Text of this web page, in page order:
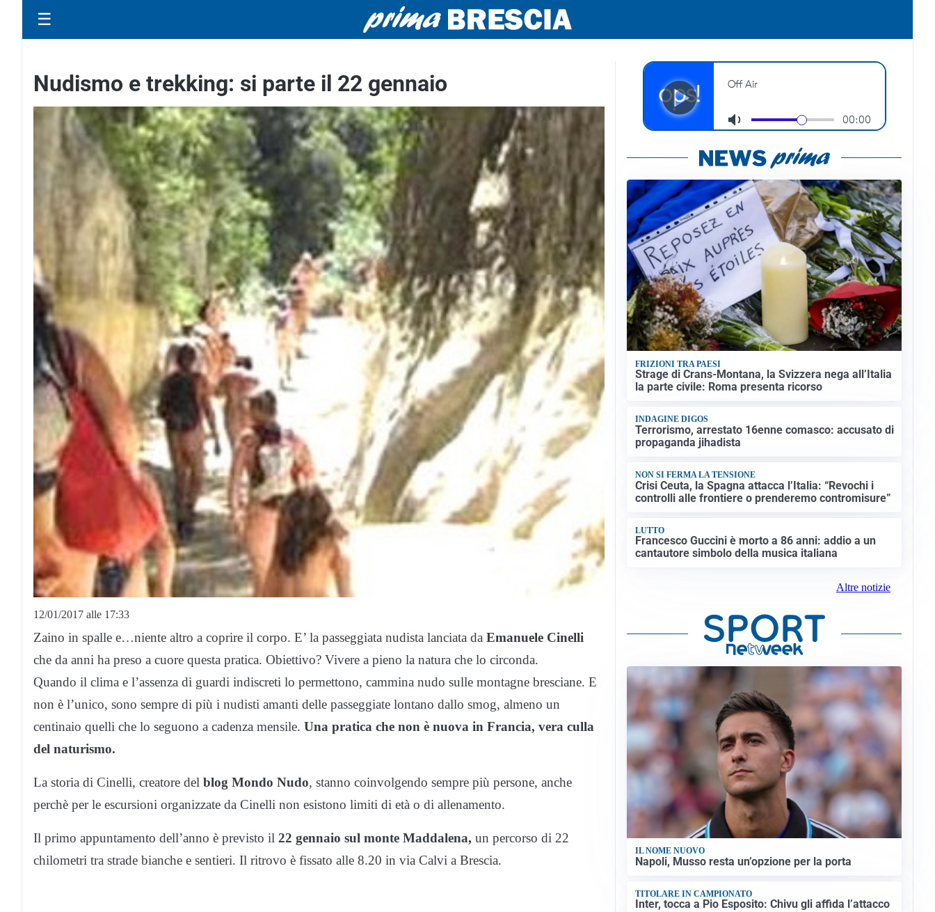
☰
Nudismo e trekking: si parte il 22 gennaio
12/01/2017 alle 17:33
Zaino in spalle e…niente altro a coprire il corpo. E’ la passeggiata nudista lanciata da Emanuele Cinelli
che da anni ha preso a cuore questa pratica. Obiettivo? Vivere a pieno la natura che lo circonda.
Quando il clima e l’assenza di guardi indiscreti lo permettono, cammina nudo sulle montagne bresciane. E
non è l’unico, sono sempre di più i nudisti amanti delle passeggiate lontano dallo smog, almeno un
centinaio quelli che lo seguono a cadenza mensile. Una pratica che non è nuova in Francia, vera culla
del naturismo.
La storia di Cinelli, creatore del blog Mondo Nudo, stanno coinvolgendo sempre più persone, anche
perchè per le escursioni organizzate da Cinelli non esistono limiti di età o di allenamento.
Il primo appuntamento dell’anno è previsto il 22 gennaio sul monte Maddalena, un percorso di 22
chilometri tra strade bianche e sentieri. Il ritrovo è fissato alle 8.20 in via Calvi a Brescia.
FRIZIONI TRA PAESI
Strage di Crans-Montana, la Svizzera nega all’Italia
la parte civile: Roma presenta ricorso
INDAGINE DIGOS
Terrorismo, arrestato 16enne comasco: accusato di
propaganda jihadista
NON SI FERMA LA TENSIONE
Crisi Ceuta, la Spagna attacca l’Italia: “Revochi i
controlli alle frontiere o prenderemo contromisure”
LUTTO
Francesco Guccini è morto a 86 anni: addio a un
cantautore simbolo della musica italiana
Altre notizie
IL NOME NUOVO
Napoli, Musso resta un’opzione per la porta
TITOLARE IN CAMPIONATO
Inter, tocca a Pio Esposito: Chivu gli affida l’attacco